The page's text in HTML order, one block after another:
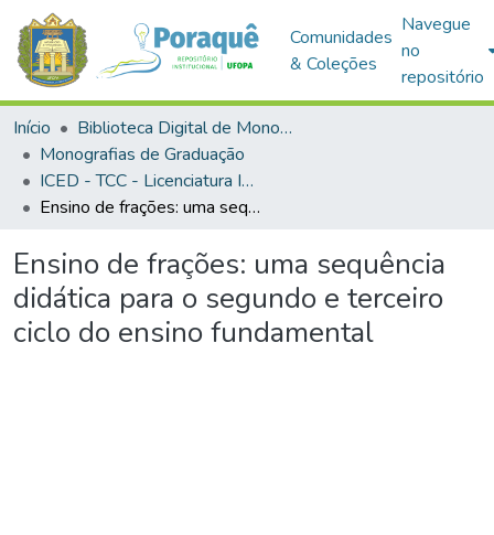
Comunidades
& Coleções
Navegue
no
repositório
Início
Biblioteca Digital de Monografias (BDM)
Monografias de Graduação
ICED - TCC - Licenciatura Integrada em Matemática e Física
Ensino de frações: uma sequência didática para o segundo e terceiro ciclo do ensino fundamental
Ensino de frações: uma sequência
didática para o segundo e terceiro
ciclo do ensino fundamental